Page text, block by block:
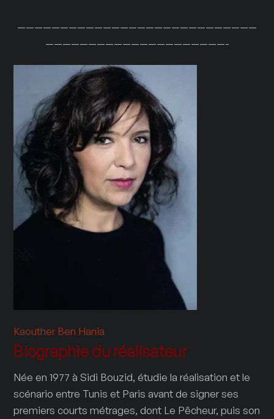
————————————————————————————
—————————————————————-
Kaouther Ben Hania
Biographie du réalisateur
Née en 1977 à Sidi Bouzid, étudie la réalisation et le
scénario entre Tunis et Paris avant de signer ses
premiers courts métrages, dont Le Pêcheur, puis son